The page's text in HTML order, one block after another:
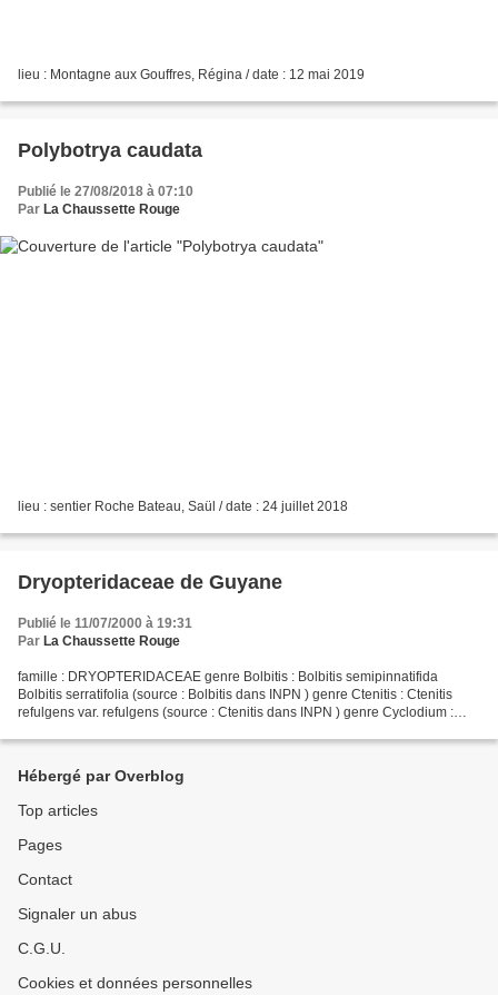
lieu : Montagne aux Gouffres, Régina / date : 12 mai 2019
Polybotrya caudata
Publié le 27/08/2018 à 07:10
Par La Chaussette Rouge
lieu : sentier Roche Bateau, Saül / date : 24 juillet 2018
Dryopteridaceae de Guyane
Publié le 11/07/2000 à 19:31
Par La Chaussette Rouge
famille : DRYOPTERIDACEAE genre Bolbitis : Bolbitis semipinnatifida
Bolbitis serratifolia (source : Bolbitis dans INPN ) genre Ctenitis : Ctenitis
refulgens var. refulgens (source : Ctenitis dans INPN ) genre Cyclodium :
Hébergé par Overblog
Top articles
Pages
Contact
Signaler un abus
C.G.U.
Cookies et données personnelles